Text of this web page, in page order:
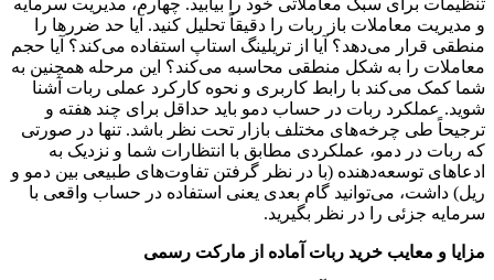
تنظیمات برای سبک معاملاتی خود را بیابید. چهارم، مدیریت سرمایه
و مدیریت معاملات باز ربات را دقیقاً تحلیل کنید. آیا حد ضررها را
منطقی قرار می‌دهد؟ آیا از تریلینگ استاپ استفاده می‌کند؟ آیا حجم
معاملات را به شکل منطقی محاسبه می‌کند؟ این مرحله همچنین به
شما کمک می‌کند با رابط کاربری و نحوه کارکرد عملی ربات آشنا
شوید. عملکرد ربات در حساب دمو باید حداقل برای چند هفته و
ترجیحاً طی چرخه‌های مختلف بازار تحت نظر باشد. تنها در صورتی
که ربات در دمو، عملکردی مطابق با انتظارات شما و نزدیک به
ادعاهای توسعه‌دهنده (با در نظر گرفتن تفاوت‌های طبیعی بین دمو و
ریل) داشت، می‌توانید گام بعدی یعنی استفاده در حساب واقعی با
سرمایه جزئی را در نظر بگیرید.
مزایا و معایب خرید ربات آماده از مارکت رسمی